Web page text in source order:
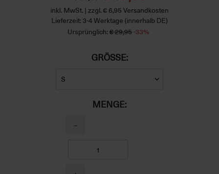
inkl. MwSt. | zzgl. € 6,95 Versandkosten
Lieferzeit: 3-4 Werktage (innerhalb DE)
Ursprünglich: € 29,95-33%
GRÖSSE:
MENGE:
−